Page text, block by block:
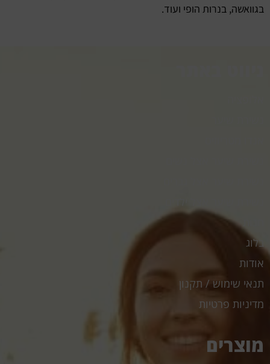
בגוואשה, בנרות הופי ועוד.
בלוג
אודות
תנאי שימוש / תקנון
מדיניות פרטיות
מוצרים